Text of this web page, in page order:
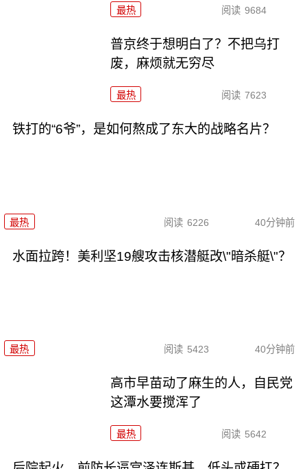
最热 阅读 9684
普京终于想明白了？不把乌打
废，麻烦就无穷尽
最热 阅读 7623
铁打的“6爷”，是如何熬成了东大的战略名片？
最热 阅读 6226 40分钟前
水面拉跨！美利坚19艘攻击核潜艇改\"暗杀艇\"？
最热 阅读 5423 40分钟前
高市早苗动了麻生的人，自民党
这潭水要搅浑了
最热 阅读 5642